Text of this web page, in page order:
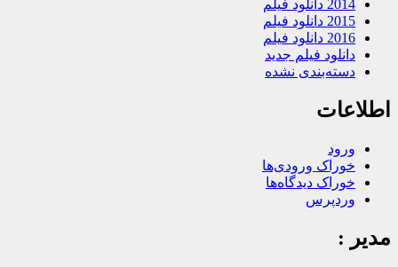
2014 دانلود فیلم
2015 دانلود فیلم
2016 دانلود فیلم
دانلود فیلم جدید
دسته‌بندی نشده
اطلاعات
ورود
خوراک ورودی‌ها
خوراک دیدگاه‌ها
وردپرس
مدیر :